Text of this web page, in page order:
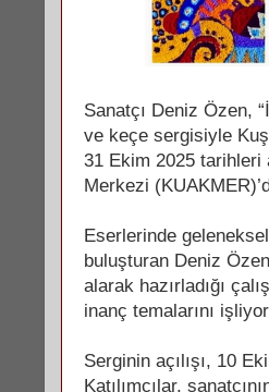
Sanatçı Deniz Özen,
ve keçe sergisiyle
31 Ekim 2025 tarihleri
Merkezi
Eserlerinde
buluşturan Deniz
alarak hazırladığı
inanç temalarını
Serginin açılışı, 10
Katılımcılar,